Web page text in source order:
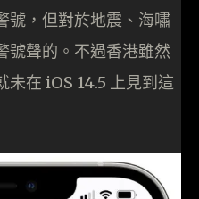
號，但對於地震、海嘯
號聲的。不過香港雖然
未在 iOS 14.5 上見到這